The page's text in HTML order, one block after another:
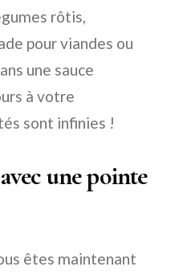
rôtis,
pour viandes ou
une sauce
à votre
sont infinies !
une pointe
êtes maintenant